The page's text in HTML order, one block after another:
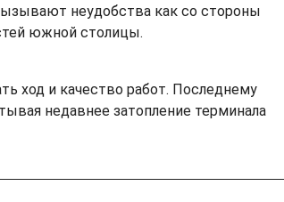
неудобства как со стороны
южной столицы.
ход и качество работ. Последнему
недавнее затопление терминала